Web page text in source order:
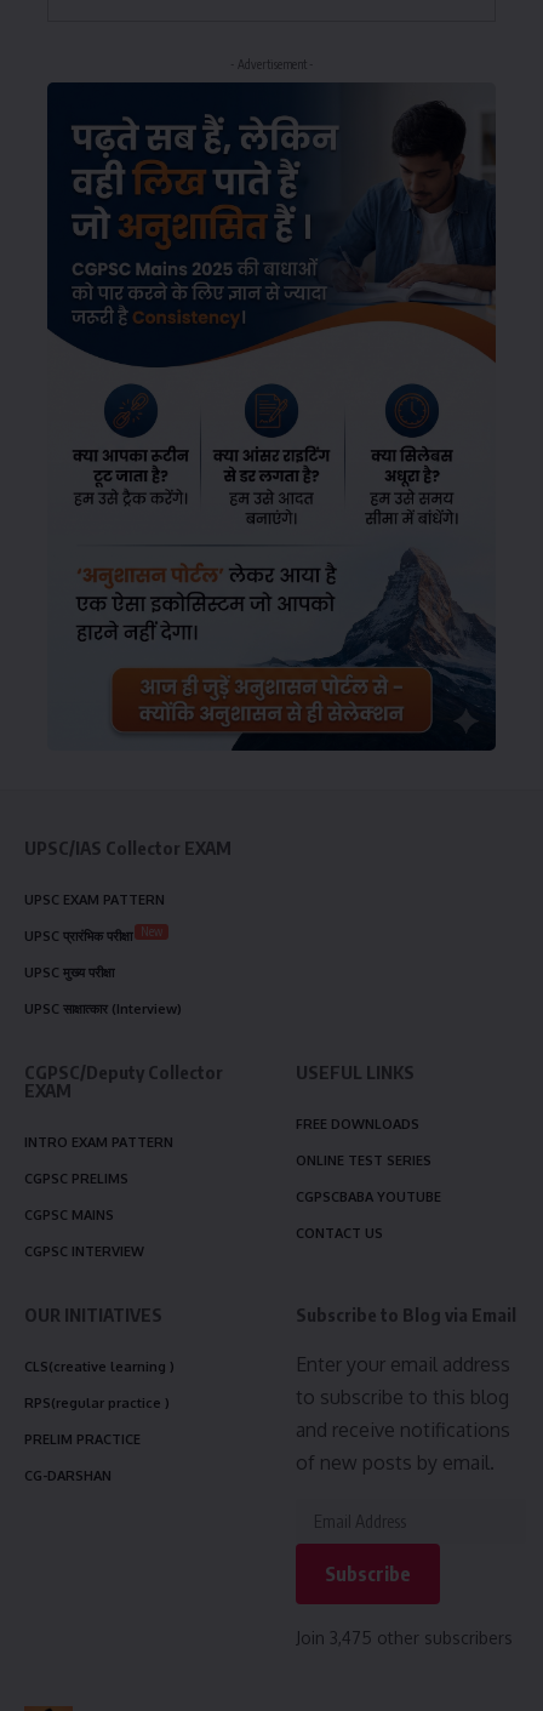
- Advertisement -
UPSC/IAS Collector EXAM
UPSC EXAM PATTERN
UPSC प्रारंभिक परीक्षा New
UPSC मुख्य परीक्षा
UPSC साक्षात्कार (Interview)
CGPSC/Deputy Collector
EXAM
INTRO EXAM PATTERN
CGPSC PRELIMS
CGPSC MAINS
CGPSC INTERVIEW
USEFUL LINKS
FREE DOWNLOADS
ONLINE TEST SERIES
CGPSCBABA YOUTUBE
CONTACT US
OUR INITIATIVES
CLS(creative learning )
RPS(regular practice )
PRELIM PRACTICE
CG-DARSHAN
Subscribe to Blog via Email
Enter your email address
to subscribe to this blog
and receive notifications
of new posts by email.
Subscribe
Join 3,475 other subscribers